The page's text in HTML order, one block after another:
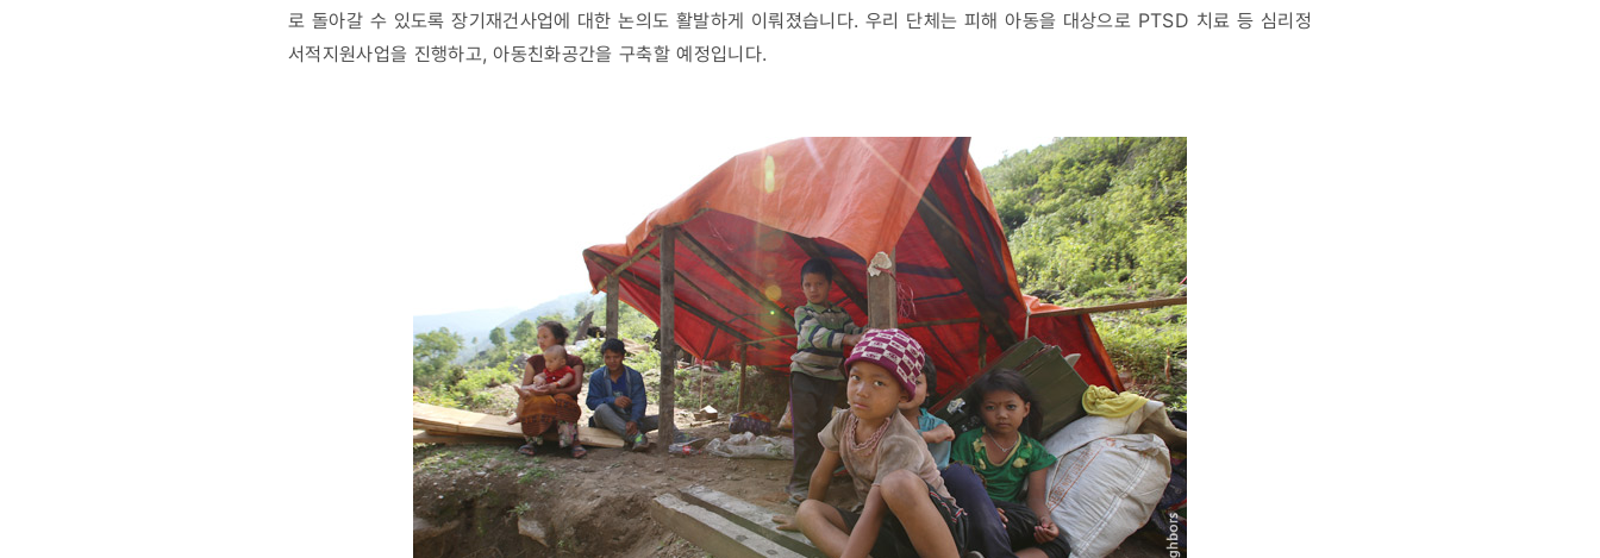
로 돌아갈 수 있도록 장기재건사업에 대한 논의도 활발하게 이뤄졌습니다. 우리 단체는 피해 아동을 대상으로 PTSD 치료 등 심리정
서적지원사업을 진행하고, 아동친화공간을 구축할 예정입니다.